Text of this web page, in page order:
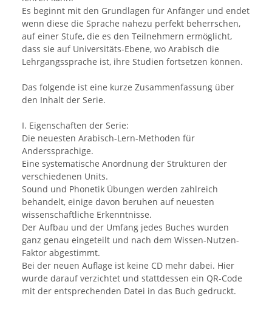
Es beginnt mit den Grundlagen für Anfänger und endet
wenn diese die Sprache nahezu perfekt beherrschen,
auf einer Stufe, die es den Teilnehmern ermöglicht,
dass sie auf Universitäts-Ebene, wo Arabisch die
Lehrgangssprache ist, ihre Studien fortsetzen können.
Das folgende ist eine kurze Zusammenfassung über
den Inhalt der Serie.
I. Eigenschaften der Serie:
Die neuesten Arabisch-Lern-Methoden für
Anderssprachige.
Eine systematische Anordnung der Strukturen der
verschiedenen Units.
Sound und Phonetik Übungen werden zahlreich
behandelt, einige davon beruhen auf neuesten
wissenschaftliche Erkenntnisse.
Der Aufbau und der Umfang jedes Buches wurden
ganz genau eingeteilt und nach dem Wissen-Nutzen-
Faktor abgestimmt.
Bei der neuen Auflage ist keine CD mehr dabei. Hier
wurde darauf verzichtet und stattdessen ein QR-Code
mit der entsprechenden Datei in das Buch gedruckt.